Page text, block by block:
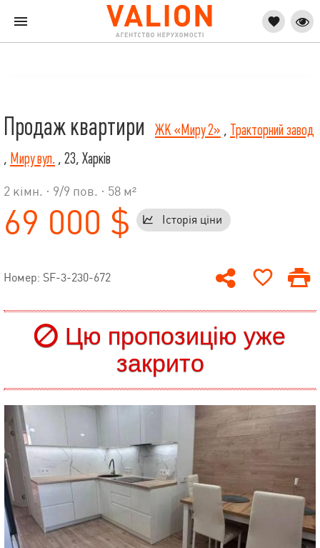
Продаж квартири ЖК «Миру 2» , Тракторний завод
, Миру вул. , 23, Харків
2 кімн. · 9/9 пов. · 58 м²
69 000 $ Історія ціни
Номер: SF-3-230-672
Цю пропозицію уже
закрито